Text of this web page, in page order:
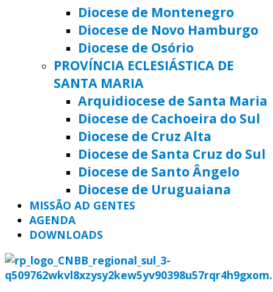
Diocese de Montenegro
Diocese de Novo Hamburgo
Diocese de Osório
PROVÍNCIA ECLESIÁSTICA DE
SANTA MARIA
Arquidiocese de Santa Maria
Diocese de Cachoeira do Sul
Diocese de Cruz Alta
Diocese de Santa Cruz do Sul
Diocese de Santo Ângelo
Diocese de Uruguaiana
MISSÃO AD GENTES
AGENDA
DOWNLOADS